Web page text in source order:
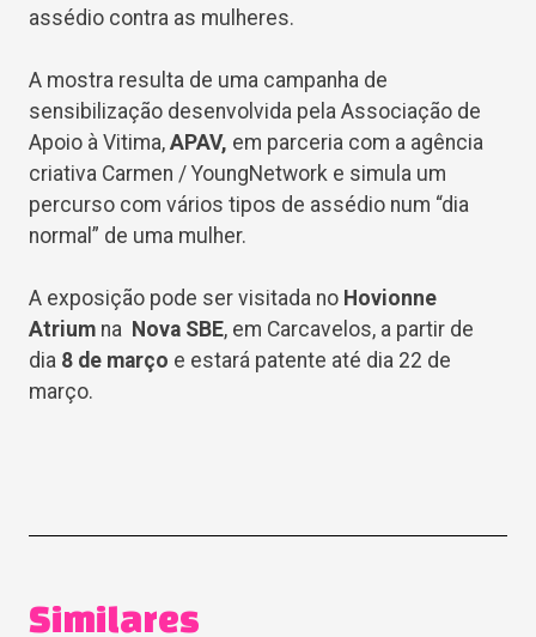
assédio contra as mulheres.
A mostra resulta de uma campanha de
sensibilização desenvolvida pela Associação de
Apoio à Vitima, APAV, em parceria com a agência
criativa Carmen / YoungNetwork e simula um
percurso com vários tipos de assédio num “dia
normal” de uma mulher.
A exposição pode ser visitada no Hovionne
Atrium na Nova SBE, em Carcavelos, a partir de
dia 8 de março e estará patente até dia 22 de
março.
Similares